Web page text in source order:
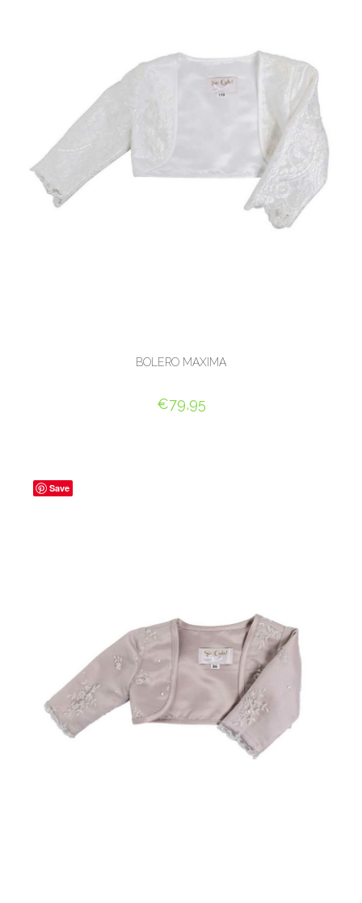
BOLERO MAXIMA
€79,95
Save